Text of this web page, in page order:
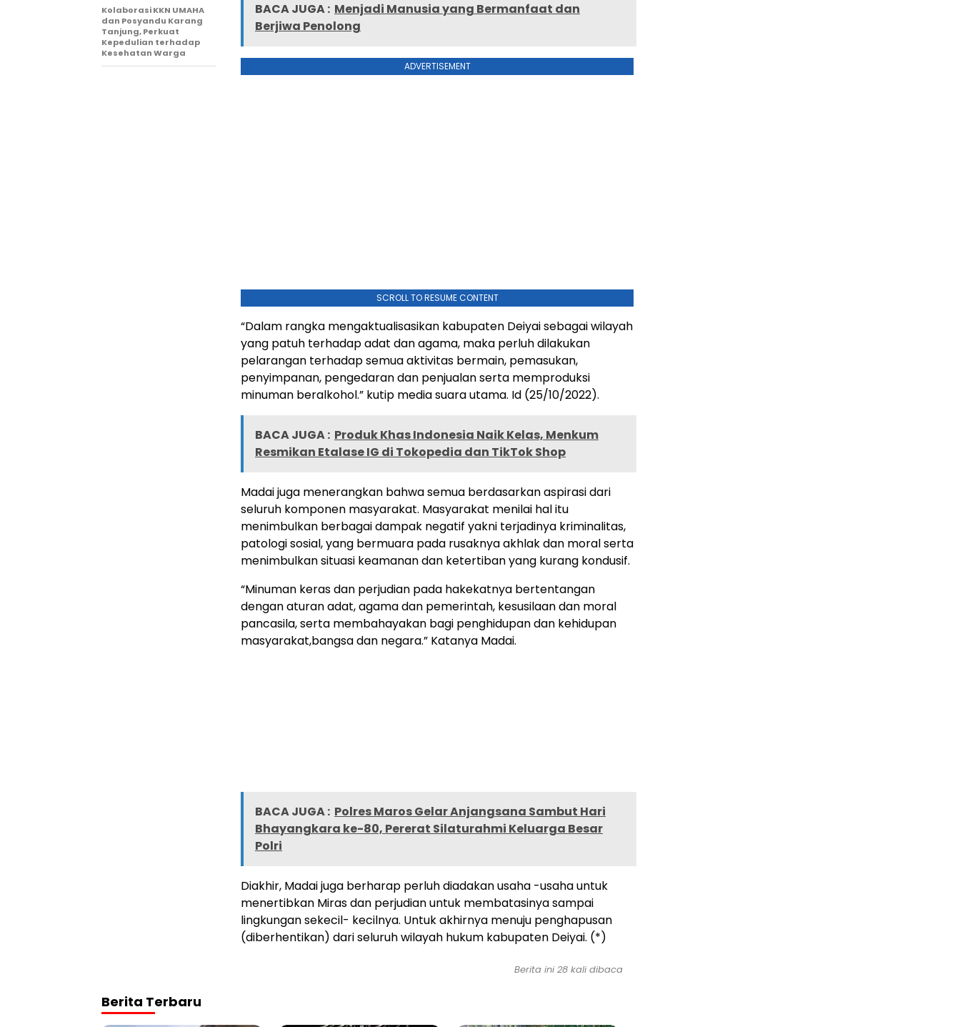
BACA JUGA : Menjadi Manusia yang Bermanfaat dan
Berjiwa Penolong
ADVERTISEMENT
SCROLL TO RESUME CONTENT
“Dalam rangka mengaktualisasikan kabupaten Deiyai sebagai wilayah
yang patuh terhadap adat dan agama, maka perluh dilakukan
pelarangan terhadap semua aktivitas bermain, pemasukan,
penyimpanan, pengedaran dan penjualan serta memproduksi
minuman beralkohol.” kutip media suara utama. Id (25/10/2022).
BACA JUGA : Produk Khas Indonesia Naik Kelas, Menkum
Resmikan Etalase IG di Tokopedia dan TikTok Shop
Madai juga menerangkan bahwa semua berdasarkan aspirasi dari
seluruh komponen masyarakat. Masyarakat menilai hal itu
menimbulkan berbagai dampak negatif yakni terjadinya kriminalitas,
patologi sosial, yang bermuara pada rusaknya akhlak dan moral serta
menimbulkan situasi keamanan dan ketertiban yang kurang kondusif.
“Minuman keras dan perjudian pada hakekatnya bertentangan
dengan aturan adat, agama dan pemerintah, kesusilaan dan moral
pancasila, serta membahayakan bagi penghidupan dan kehidupan
masyarakat,bangsa dan negara.” Katanya Madai.
BACA JUGA : Polres Maros Gelar Anjangsana Sambut Hari
Bhayangkara ke-80, Pererat Silaturahmi Keluarga Besar
Polri
Diakhir, Madai juga berharap perluh diadakan usaha -usaha untuk
menertibkan Miras dan perjudian untuk membatasinya sampai
lingkungan sekecil- kecilnya. Untuk akhirnya menuju penghapusan
(diberhentikan) dari seluruh wilayah hukum kabupaten Deiyai. (*)
Kolaborasi KKN UMAHA
dan Posyandu Karang
Tanjung, Perkuat
Kepedulian terhadap
Kesehatan Warga
Berita ini 28 kali dibaca
Berita Terbaru